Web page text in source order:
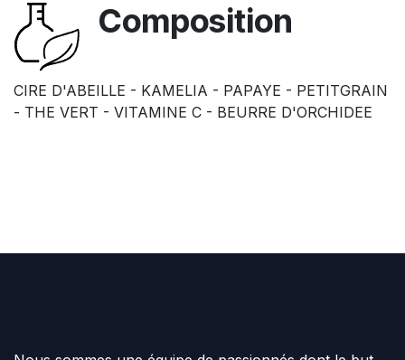
Composition
CIRE D'ABEILLE - KAMELIA - PAPAYE - PETITGRAIN
- THE VERT - VITAMINE C - BEURRE D'ORCHIDEE